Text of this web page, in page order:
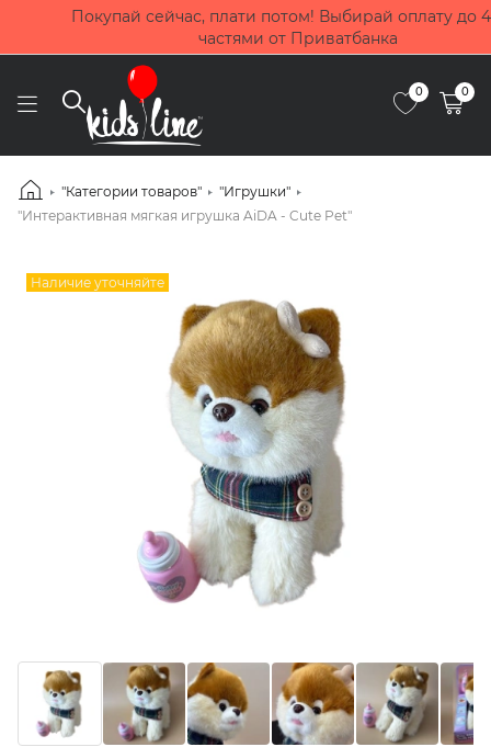
Покупай сейчас, плати потом! Выбирай оплату до 4 мес
частями от Приватбанка
0 0
"Категории товаров"
"Игрушки"
"Интерактивная мягкая игрушка AiDA - Cute Pet"
Наличие уточняйте